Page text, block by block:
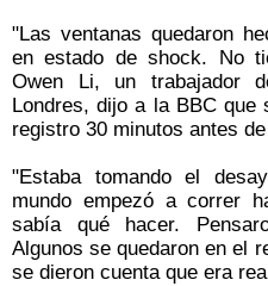
"Las ventanas quedaron
en estado de shock. No
Owen Li, un trabajador
Londres, dijo a la BBC que
registro 30 minutos antes
"Estaba tomando el
mundo empezó a correr
sabía qué hacer.
Algunos se quedaron en el
se dieron cuenta que era